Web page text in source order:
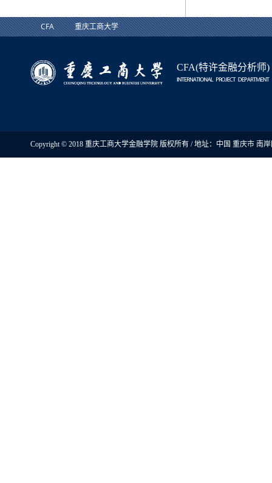
CFA 重庆工商大学
CFA(特许金融分析师)
Copyright © 2018 重庆工商大学金融学院 版权所有 / 地址：中国 重庆市 南